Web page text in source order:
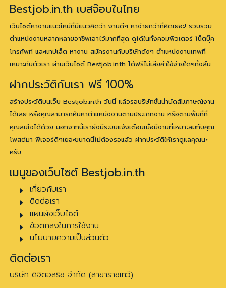
Bestjob.in.th เบสจ๊อบในไทย
เว็บไซต์หางานแนวใหม่ที่มีแนวคิดว่า งานดีๆ หาง่ายกว่าที่คิดเยอะ! รวบรวม
ตำแหน่งงานหลากหลายอาชีพเอาไว้มากที่สุด ดูได้ในทั้งคอมพิวเตอร์ โน็ตบุ๊ค
โทรศัพท์ และแทปเล็ต หางาน สมัครงานกับบริษัทดังๆ ตำแหน่งงานเทพที่
เหมาะกับตัวเรา ผ่านเว็บไซต์ Bestjob.in.th ได้ฟรีไม่เสียค่าใช้จ่ายใดๆทั้งสิ้น
ฝากประวัติกับเรา ฟรี 100%
สร้างประวัติบนเว็บ Bestjob.in.th วันนี้ แล้วรอบริษัทชั้นนำนัดสัมภาษณ์งาน
ได้เลย หรือคุณสามารถค้นหาตำแหน่งงานตามประเภทงาน หรือตามพื้นที่ที่
คุณสนใจได้ด้วย นอกจากนี้เรายังมีระบบแจ้งเตือนเมื่อมีงานที่เหมาะสมกับคุณ
โพสต์มา ฟีเจอร์ดีๆเยอะขนาดนี้ไม่ต้องรอแล้ว ฝากประวัติให้เราดูแลคุณนะ
ครับ
เมนูของเว็บไซต์ Bestjob.in.th
เกี่ยวกับเรา
ติดต่อเรา
แผนผังเว็บไซต์
ข้อตกลงในการใช้งาน
นโยบายความเป็นส่วนตัว
ติดต่อเรา
บริษัท ดิจิตอลริช จำกัด (สาขาราชเทวี)